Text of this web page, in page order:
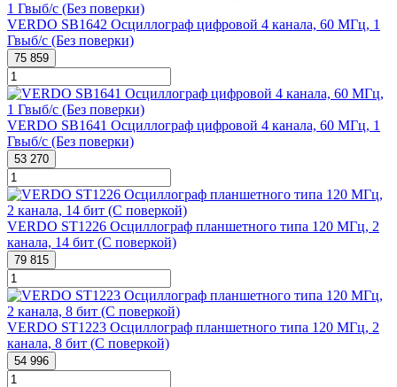
VERDO SB1642 Осциллограф цифровой 4 канала, 60 МГц, 1
Гвыб/с (Без поверки)
75 859
VERDO SB1641 Осциллограф цифровой 4 канала, 60 МГц, 1
Гвыб/с (Без поверки)
53 270
VERDO ST1226 Осциллограф планшетного типа 120 МГц, 2
канала, 14 бит (С поверкой)
79 815
VERDO ST1223 Осциллограф планшетного типа 120 МГц, 2
канала, 8 бит (С поверкой)
54 996